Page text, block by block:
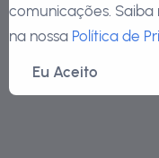
comunicações. Saiba
na nossa Política de
Eu Aceito